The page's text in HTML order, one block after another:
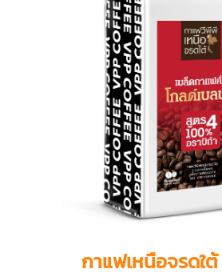
กาแฟเหนือจรดใ